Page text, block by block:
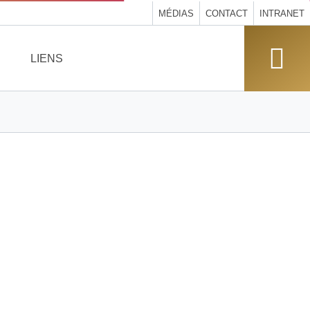
MÉDIAS CONTACT INTRANET
LIENS